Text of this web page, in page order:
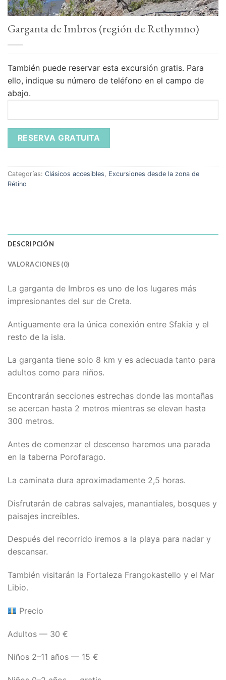
Garganta de Imbros (región de Rethymno)
También puede reservar esta excursión gratis. Para
ello, indique su número de teléfono en el campo de
abajo.
Categorías: Clásicos accesibles
Excursiones desde la zona de
Rétino
DESCRIPCIÓN
VALORACIONES (0)
La garganta de Imbros es uno de los lugares más
impresionantes del sur de Creta.
Antiguamente era la única conexión entre Sfakia y el
resto de la isla.
La garganta tiene solo 8 km y es adecuada tanto para
adultos como para niños.
Encontrarán secciones estrechas donde las montañas
se acercan hasta 2 metros mientras se elevan hasta
300 metros.
Antes de comenzar el descenso haremos una parada
en la taberna Porofarago.
La caminata dura aproximadamente 2,5 horas.
Disfrutarán de cabras salvajes, manantiales, bosques y
paisajes increíbles.
Después del recorrido iremos a la playa para nadar y
descansar.
También visitarán la Fortaleza Frangokastello y el Mar
Libio.
Precio
Adultos — 30 €
Niños 2–11 años — 15 €